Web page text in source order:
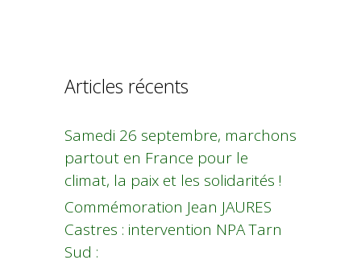
Articles récents
Samedi 26 septembre, marchons
partout en France pour le
climat, la paix et les solidarités !
Commémoration Jean JAURES
Castres : intervention NPA Tarn
Sud :